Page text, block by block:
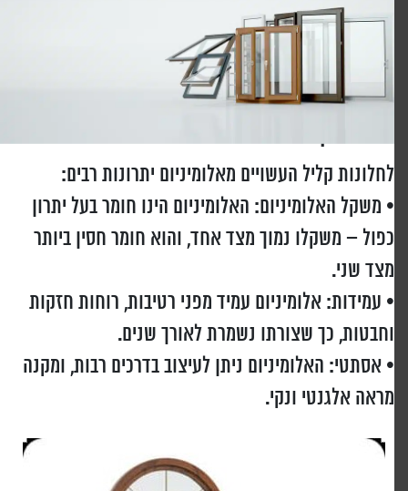
והטבע תוך שמירה על עיצוב מודרני, מינימליסטי וחדשני
ומקנה לכם את האפשרות לעצב את חלל הבית הפנימי
וחלל הבית החיצוני.
חלונות קליל מאלומיניום
לחלונות קליל העשויים מאלומיניום יתרונות רבים:
• משקל האלומיניום: האלומיניום הינו חומר בעל יתרון
כפול – משקלו נמוך מצד אחד, והוא חומר חסין ביותר
מצד שני.
• עמידות: אלומיניום עמיד מפני רטיבות, רוחות חזקות
וחבטות, כך שצורתו נשמרת לאורך שנים.
• אסתטי: האלומיניום ניתן לעיצוב בדרכים רבות, ומקנה
מראה אלגנטי ונקי.